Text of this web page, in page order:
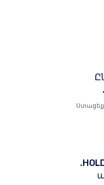
Ստացեք